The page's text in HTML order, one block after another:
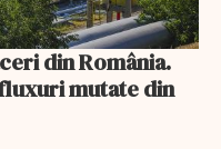
din România.
mutate din